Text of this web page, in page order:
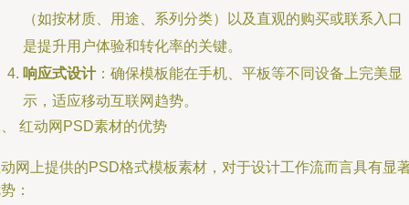
（如按材质、用途、系列分类）以及直观的购买或联系入口
是提升用户体验和转化率的关键。
响应式设计：确保模板能在手机、平板等不同设备上完美显
示，适应移动互联网趋势。
红动网PSD素材的优势
网上提供的PSD格式模板素材，对于设计工作流而言具有显
：